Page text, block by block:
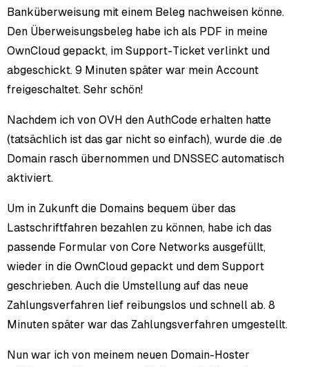
Banküberweisung mit einem Beleg nachweisen könne.
Den Überweisungsbeleg habe ich als PDF in meine
OwnCloud gepackt, im Support-Ticket verlinkt und
abgeschickt. 9 Minuten später war mein Account
freigeschaltet. Sehr schön!
Nachdem ich von OVH den AuthCode erhalten hatte
(tatsächlich ist das gar nicht so einfach), wurde die .de
Domain rasch übernommen und DNSSEC automatisch
aktiviert.
Um in Zukunft die Domains bequem über das
Lastschriftfahren bezahlen zu können, habe ich das
passende Formular von Core Networks ausgefüllt,
wieder in die OwnCloud gepackt und dem Support
geschrieben. Auch die Umstellung auf das neue
Zahlungsverfahren lief reibungslos und schnell ab. 8
Minuten später war das Zahlungsverfahren umgestellt.
Nun war ich von meinem neuen Domain-Hoster